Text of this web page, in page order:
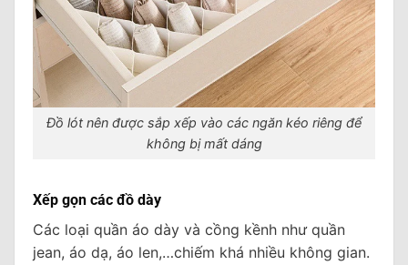
Đồ lót nên được sắp xếp vào các ngăn kéo riêng để
không bị mất dáng
Xếp gọn các đồ dày
Các loại quần áo dày và cồng kềnh như quần
jean, áo dạ, áo len,…chiếm khá nhiều không gian.